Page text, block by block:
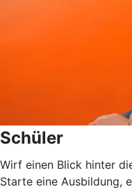
Schüler
Wirf einen Blick hinter
Starte eine Ausbildung,